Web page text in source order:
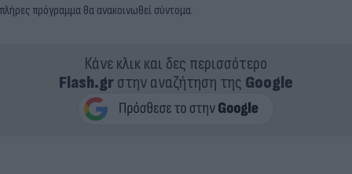
πλήρες πρόγραμμα θα ανακοινωθεί σύντομα.
Κάνε κλικ και δες περισσότερο
Flash.grστην αναζήτηση της Google